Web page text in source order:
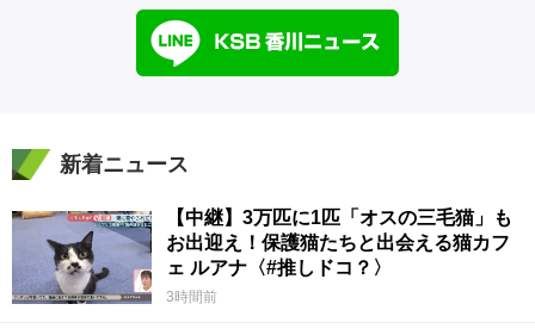
新着ニュース
【中継】3万匹に1匹「オスの三毛猫」も
お出迎え！保護猫たちと出会える猫カフ
ェ ルアナ〈#推しドコ？〉
3時間前